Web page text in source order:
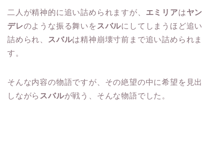
二人が精神的に追い詰められますが、 エミリアはヤン
デレのような振る舞いを スバルにしてしまうほど追い
詰められ、
スバルは精神崩壊寸前まで追い詰められま
す。
そんな内容の物語ですが、その絶望の中に希望を見出
しながら スバルが戦う、そんな物語でした。